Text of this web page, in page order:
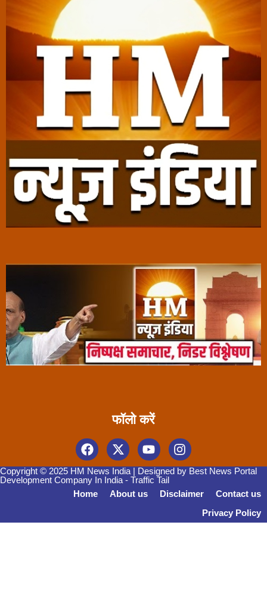
फॉलो करें
Copyright © 2025 HM News India | Designed by Best News Portal
Development Company In India- Traffic Tail
Home
About us Disclaimer
Contact us
Privacy Policy